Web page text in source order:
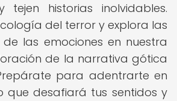
historias inolvidables.
del terror y explora las
las emociones en nuestra
de la narrativa gótica
para adentrarte en
que desafiará tus sentidos y